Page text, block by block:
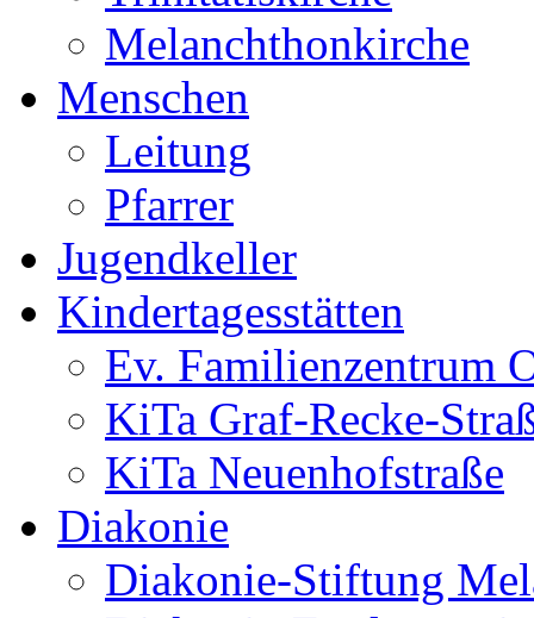
Melanchthonkirche
Menschen
Leitung
Pfarrer
Jugendkeller
Kindertagesstätten
Ev. Familienzentrum
KiTa Graf-Recke-
KiTa Neuenhofstraße
Diakonie
Diakonie-Stiftung